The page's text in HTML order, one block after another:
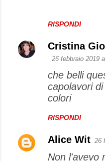
RISPONDI
Cristina
26 febbraio 2019
che belli
capolavori
colori
RISPONDI
Alice Wit 26
Non l'avevo